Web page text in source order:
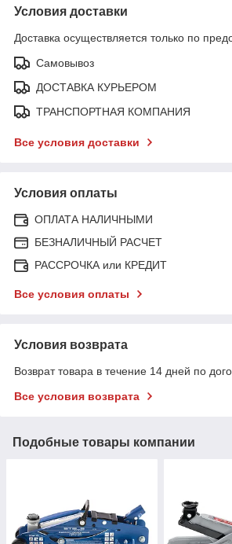
Условия доставки
Доставка осуществляется только по
Самовывоз
ДОСТАВКА КУРЬЕРОМ
ТРАНСПОРТНАЯ КОМПАНИЯ
Все условия доставки
Условия оплаты
ОПЛАТА НАЛИЧНЫМИ
БЕЗНАЛИЧНЫЙ РАСЧЕТ
РАССРОЧКА или КРЕДИТ
Все условия оплаты
Условия возврата
Возврат товара в течение 14 дней по
Все условия возврата
Подобные товары компании